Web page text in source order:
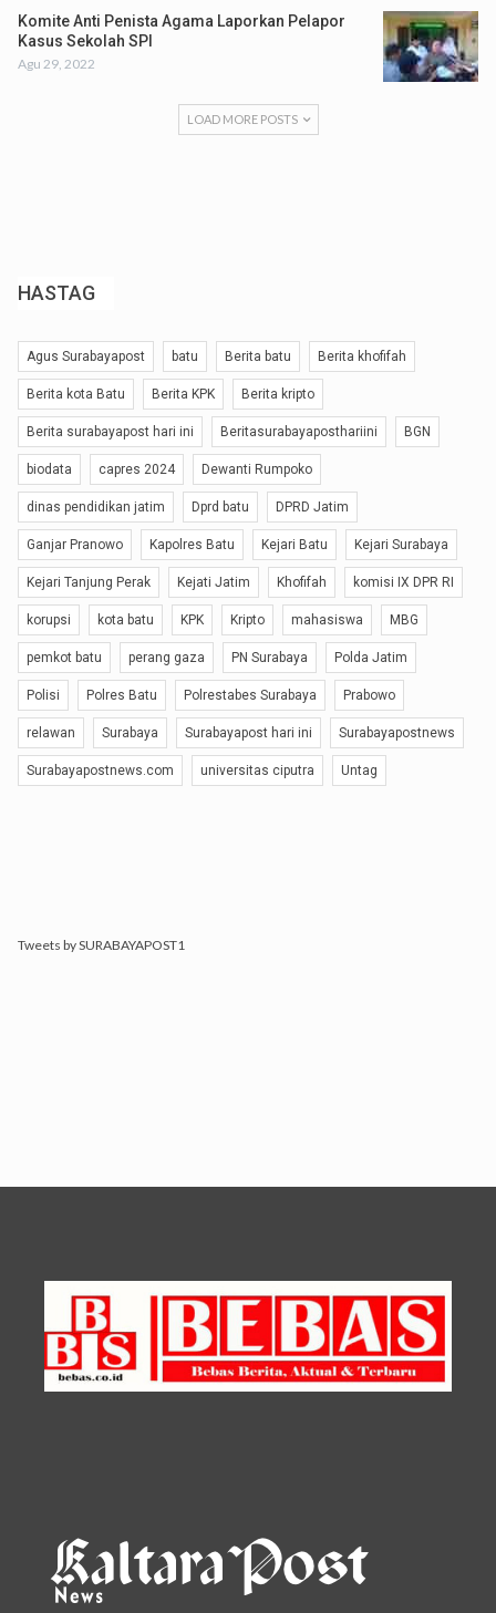
Komite Anti Penista Agama Laporkan Pelapor
Kasus Sekolah SPI
Agu 29, 2022
LOAD MORE POSTS
HASTAG
Agus Surabayapost batu Berita batu Berita khofifah
Berita kota Batu Berita KPK Berita kripto
Berita surabayapost hari ini Beritasurabayaposthariini BGN
biodata capres 2024 Dewanti Rumpoko
dinas pendidikan jatim Dprd batu DPRD Jatim
Ganjar Pranowo Kapolres Batu Kejari Batu Kejari Surabaya
Kejari Tanjung Perak Kejati Jatim Khofifah komisi IX DPR RI
korupsi kota batu KPK Kripto mahasiswa MBG
pemkot batu perang gaza PN Surabaya Polda Jatim
Polisi Polres Batu Polrestabes Surabaya Prabowo
relawan Surabaya Surabayapost hari ini Surabayapostnews
Surabayapostnews.com universitas ciputra Untag
Tweets by SURABAYAPOST1